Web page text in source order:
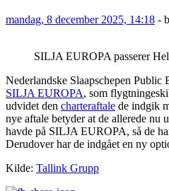
mandag, 8 december 2025, 14:18 -
SILJA EUROPA passerer
Nederlandske Slaapschepen Public
SILJA EUROPA, som
udvidet den charteraftale de indgik
nye aftale betyder at de allerede nu
havde på SILJA EUROPA, så de
Derudover har de indgået en ny
Kilde: Tallink Grupp